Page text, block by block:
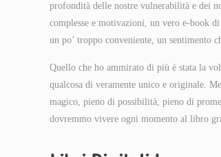
profondità delle nostre vulnerabilità e dei
complesse e motivazioni, un vero e-book
un po’ troppo conveniente, un sentimento
Quello che ho ammirato di più è stata la
qualcosa di veramente unico e originale.
magico, pieno di possibilità, pieno di
dovremmo vivere ogni momento al libro